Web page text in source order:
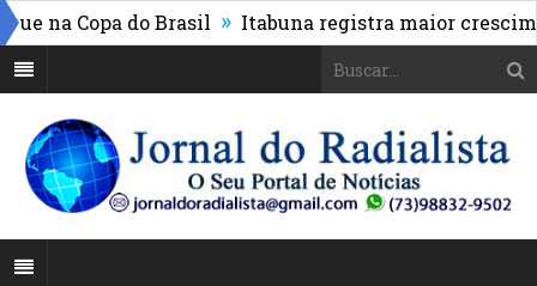
Copa do Brasil » Itabuna registra maior crescimento